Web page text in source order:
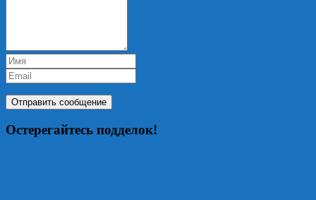
Остерегайтесь подделок!